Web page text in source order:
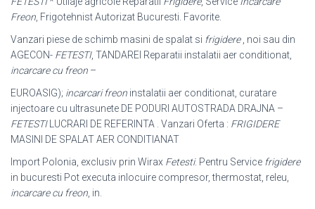
Freon , Frigotehnist Autorizat Bucuresti. Favorite.
Vanzari piese de schimb masini de spalat si frigidere, noi sau din
AGECON- FETESTI, TANDAREI Reparatii instalatii aer conditionat,
incarcare cu freon –
EUROASIG); incarcari freon instalatii aer conditionat, curatare
injectoare cu ultrasunete DE PODURI AUTOSTRADA DRAJNA –
FETESTILUCRARI DE REFERINTA . Vanzari Oferta : FRIGIDERE
MASINI DE SPALAT AER CONDITIANAT
Import Polonia, exclusiv prin Wirax Fetesti. Pentru Service frigidere
in bucuresti Pot executa inlocuire compresor, thermostat, releu,
incarcare cu freon , in.